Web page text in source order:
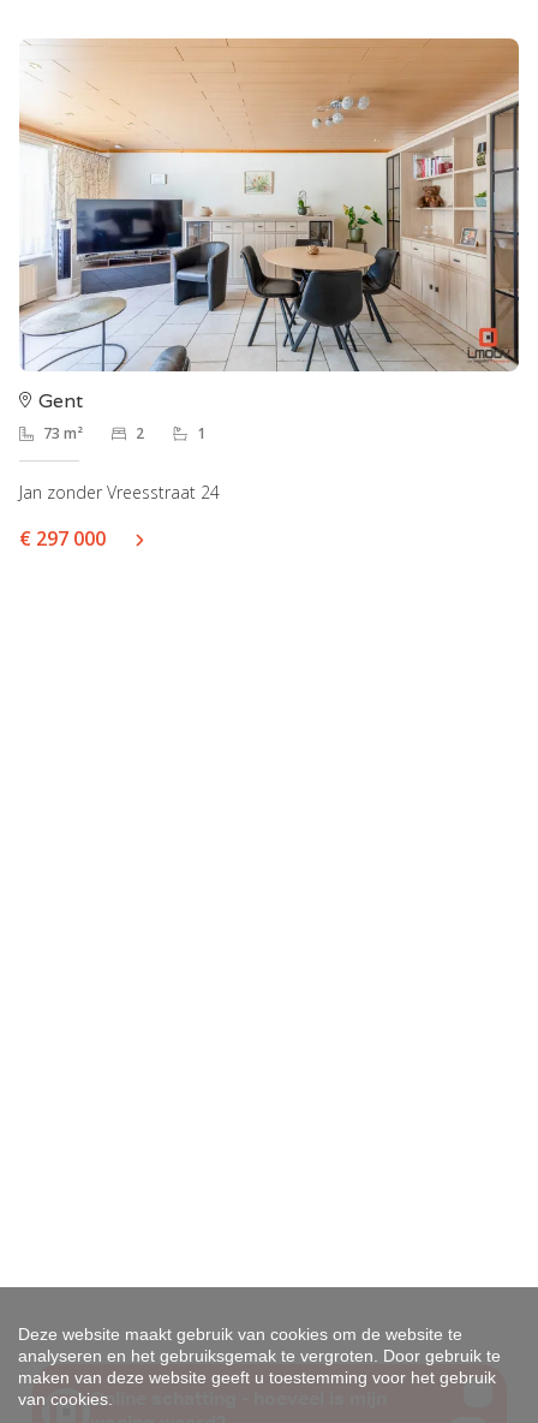
Gent
73 m² 2 1
Jan zonder Vreesstraat 24
€ 297 000
Deze website maakt gebruik van cookies om de website te
analyseren en het gebruiksgemak te vergroten. Door gebruik te
maken van deze website geeft u toestemming voor het gebruik
van cookies.